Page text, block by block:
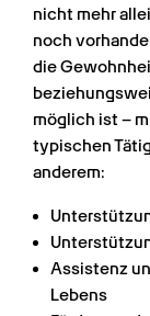
nicht mehr
noch
die
möglich ist –
typischen
anderem:
Assistenz
Lebens